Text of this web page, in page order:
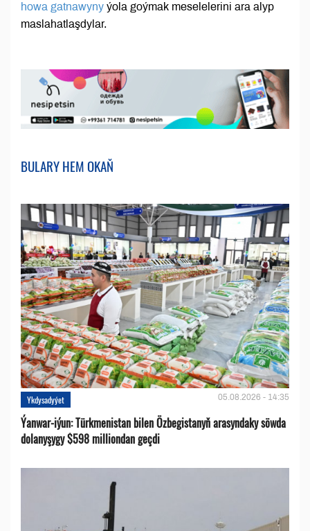
howa gatnawyny ýola goýmak meselelerini ara alyp
maslahatlaşdylar.
BULARY HEM OKAŇ
Ykdysadyýet 05.08.2026 - 14:35
Ýanwar-iýun: Türkmenistan bilen Özbegistanyň arasyndaky söwda
dolanyşygy $598 milliondan geçdi